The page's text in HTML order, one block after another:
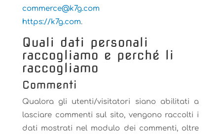
moc.g7k
@ecremmoc
https://k7g.com.
Quali dati personali
raccogliamo e perché li
raccogliamo
Commenti
Qualora gli utenti/visitatori siano abilitati a
lasciare commenti sul sito, vengono raccolti i
dati mostrati nel modulo dei commenti, oltre